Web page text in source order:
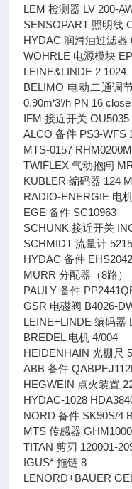
LEM 检测器 LV 200-
SENSOPART 照明线
HYDAC 润滑油过滤器
WOHRLE 电源模块
LEINE&LINDE 2 1024
BELIMO 电动二通调
0.90m‘3’/h PN 16
IFM 接近开关
ALCO 备件 PS3-WFS
MTS-0157
TWIFLEX 气动抱闸
KUBLER 编码器 124
RADIO-ENERGIE 电
EGE 备件 SC10963
SCHUNK 接近开关
SCHMIDT 流量计
HYDAC 备件
MURR 分配器（8路）
PAULY 备件
GSR 电磁阀 B4026-
LEINE+LINDE 编码器
BREDEL 电机 4/004
HEIDENHAIN 光栅尺
ABB 备件
HEGWEIN 点火装置
HYDAC-1028
NORD 备件 SK90S/4
MTS 传感器
TITAN 剪刃 120001-
IGUS* 拖链 8
LENORD+BAUER